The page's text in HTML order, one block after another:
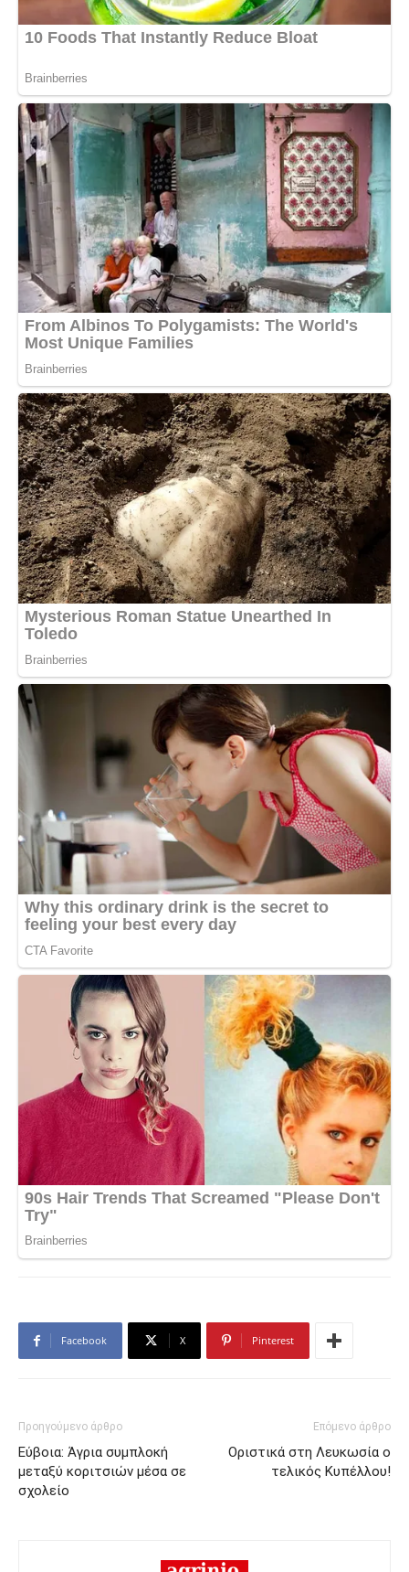
Facebook X Pinterest
Προηγούμενο άρθρο
Εύβοια: Άγρια συμπλοκή
μεταξύ κοριτσιών μέσα σε
σχολείο
Επόμενο άρθρο
Οριστικά στη Λευκωσία ο
τελικός Κυπέλλου!